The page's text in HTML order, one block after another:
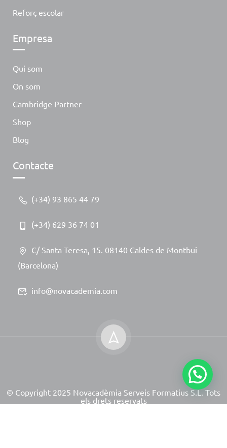
Reforç escolar
Empresa
Qui som
On som
Cambridge Partner
Shop
Blog
Contacte
(+34) 93 865 44 79
(+34) 629 36 74 01
C/ Santa Teresa, 15. 08140 Caldes de Montbui
(Barcelona)
info@novacademia.com
© Copyright 2025 Novacadèmia Serveis Formatius S.L. Tots
els drets reservats